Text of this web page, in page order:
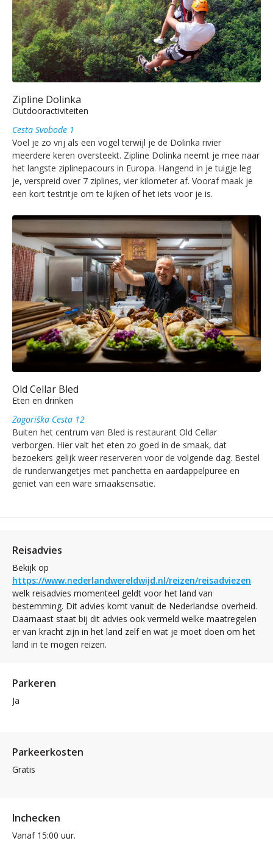
Zipline Dolinka
Outdooractiviteiten
Cesta Svobode 1
Voel je zo vrij als een vogel terwijl je de Dolinka rivier
meerdere keren oversteekt. Zipline Dolinka neemt je mee naar
het langste ziplinepacours in Europa. Hangend in je tuigje leg
je, verspreid over 7 ziplines, vier kilometer af. Vooraf maak je
een kort testritje om te kijken of het iets voor je is.
Old Cellar Bled
Eten en drinken
Zagoriška Cesta 12
Buiten het centrum van Bled is restaurant Old Cellar
verborgen. Hier valt het eten zo goed in de smaak, dat
bezoekers gelijk weer reserveren voor de volgende dag. Bestel
de runderwangetjes met panchetta en aardappelpuree en
geniet van een ware smaaksensatie.
Reisadvies
Bekijk op
https://www.nederlandwereldwijd.nl/reizen/reisadviezen
welk reisadvies momenteel geldt voor het land van
bestemming. Dit advies komt vanuit de Nederlandse overheid.
Daarnaast staat bij dit advies ook vermeld welke maatregelen
er van kracht zijn in het land zelf en wat je moet doen om het
land in te mogen reizen.
Parkeren
Ja
Parkeerkosten
Gratis
Inchecken
Vanaf 15:00 uur.